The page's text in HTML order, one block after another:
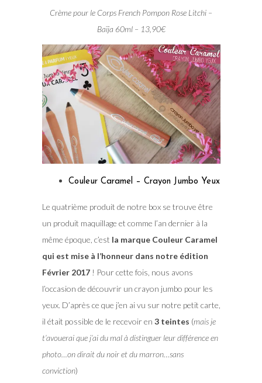
Crème pour le Corps French Pompon Rose Litchi –
Baïja 60ml – 13,90€
Couleur Caramel – Crayon Jumbo Yeux
Le quatrième produit de notre box se trouve être
un produit maquillage et comme l’an dernier à la
même époque, c’est la marque Couleur Caramel
qui est mise à l’honneur dans notre édition
Février 2017! Pour cette fois, nous avons
l’occasion de découvrir un crayon jumbo pour les
yeux. D’après ce que j’en ai vu sur notre petit carte,
il était possible de le recevoir en 3 teintes (mais je
t’avouerai que j’ai du mal à distinguer leur différence en
photo…on dirait du noir et du marron…sans
conviction)